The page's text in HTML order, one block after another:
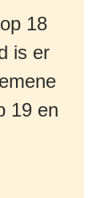
18
is er
19 en